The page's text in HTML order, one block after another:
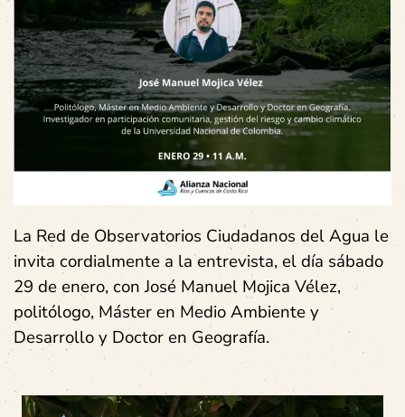
La Red de Observatorios Ciudadanos del Agua le
invita cordialmente a la entrevista, el día sábado
29 de enero, con José Manuel Mojica Vélez,
politólogo, Máster en Medio Ambiente y
Desarrollo y Doctor en Geografía.